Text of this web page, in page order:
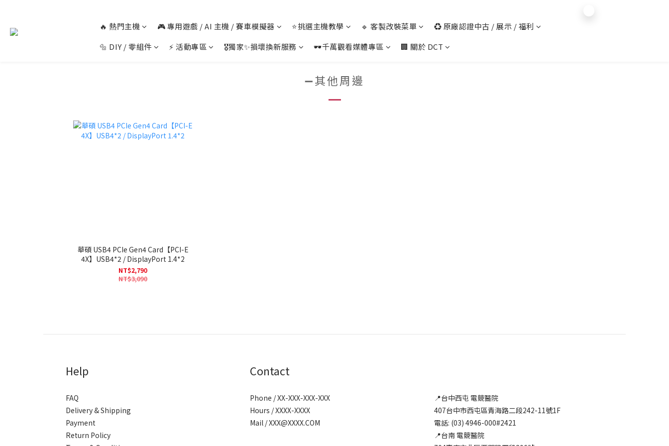
🔥 熱門主機 🎮 專用遊戲 / AI 主機 / 賽車模擬器 ⭐挑選主機教學 🔹 客製改裝菜單
♻️ 原廠認證中古 / 展示 / 福利
🔩 DIY / 零組件
⚡ 活動專區 🎖️獨家✨損壞換新服務 🕶️千萬觀看媒體專區 🏢 關於 DCT
➖其他周邊
華碩 USB4 PCIe Gen4 Card【PCI-E
4X】USB4*2 / DisplayPort 1.4*2
NT$2,790
NT$3,090
Help
FAQ
Delivery & Shipping
Payment
Return Policy
Contact
Phone / XX-XXX-XXX-XXX
Hours / XXXX-XXXX
Mail / XXX@XXXX.COM
📍台中西屯 電競醫院
407台中市西屯區青海路二段242-11號1F
電話: (03) 4946-000#2421
📍台南 電競醫院